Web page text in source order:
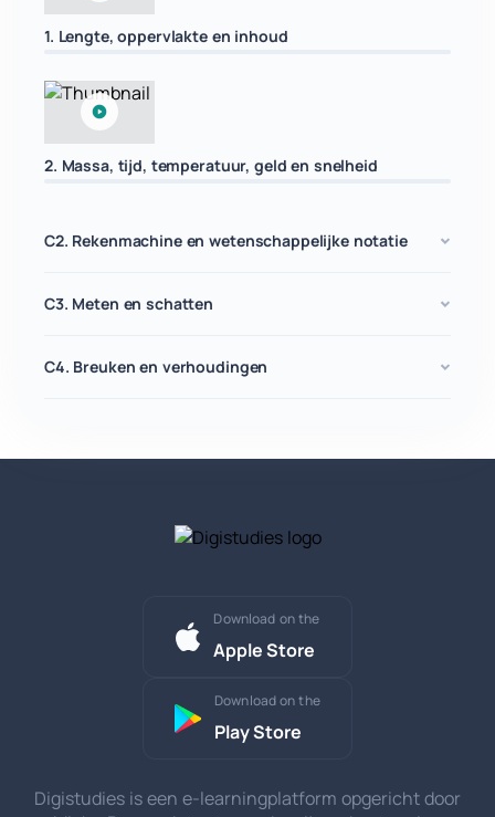
1. Lengte, oppervlakte en inhoud
2. Massa, tijd, temperatuur, geld en snelheid
C2. Rekenmachine en wetenschappelijke notatie
C3. Meten en schatten
C4. Breuken en verhoudingen
Download on the
Apple Store
Download on the
Play Store
Digistudies is een e-learningplatform opgericht door